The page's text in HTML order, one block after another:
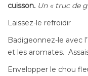
cuisson. Un « truc de
Laissez-le refroidir
Badigeonnez-le avec
et les aromates.
Envelopper le chou